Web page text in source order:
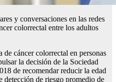
y conversaciones en las redes
colorrectal entre los adultos
cáncer colorrectal en personas
la decisión de la Sociedad
de recomendar reducir la edad
detección de riesgo promedio de